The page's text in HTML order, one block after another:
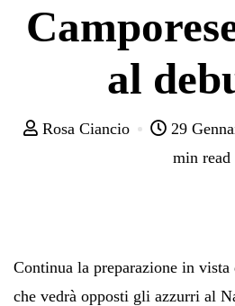
al
Rosa Ciancio 29
min read
Continua la preparazione in
che vedrà opposti gli azzurri al